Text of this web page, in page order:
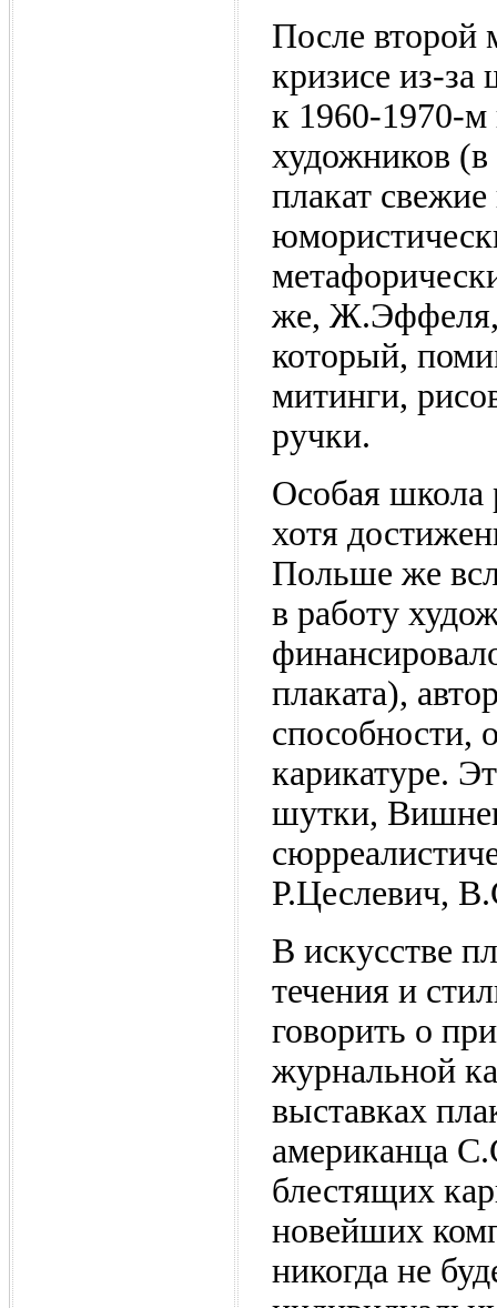
После второй
кризисе из-
к 1960-1970-м
художников (в
плакат
же, Ж.Эффеля,
который,
митинги,
ручки.
Особая школа
хотя
Польше же
в работу
плаката),
способности,
карикатуре.
шутки,
Р.Цеслевич,
В искусстве
течения и
говорить о
журнальной
выставках
американца
блестящих
новейших
никогда не